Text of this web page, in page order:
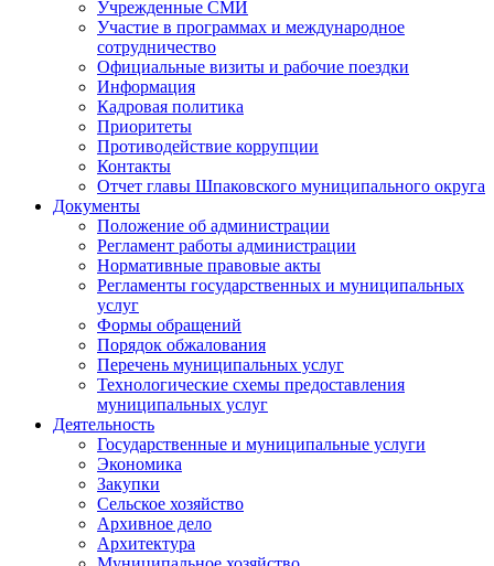
Учрежденные СМИ
Участие в программах и международное
сотрудничество
Официальные визиты и рабочие поездки
Информация
Кадровая политика
Приоритеты
Противодействие коррупции
Контакты
Отчет главы Шпаковского муниципального округа
Документы
Положение об администрации
Регламент работы администрации
Нормативные правовые акты
Регламенты государственных и муниципальных
услуг
Формы обращений
Порядок обжалования
Перечень муниципальных услуг
Технологические схемы предоставления
муниципальных услуг
Деятельность
Государственные и муниципальные услуги
Экономика
Закупки
Сельское хозяйство
Архивное дело
Архитектура